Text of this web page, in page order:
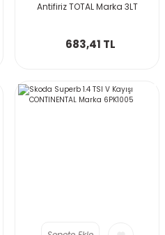
Antifiriz TOTAL Marka 3LT
683,41 TL